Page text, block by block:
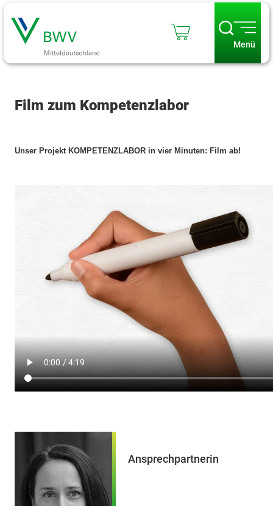
Menü
Film zum Kompetenzlabor
Unser Projekt KOMPETENZLABOR in vier Minuten: Film ab!
Ansprechpartnerin